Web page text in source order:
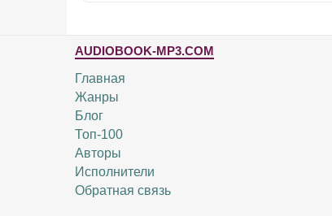
AUDIOBOOK-MP3.COM
Главная
Жанры
Блог
Топ-100
Авторы
Исполнители
Обратная связь